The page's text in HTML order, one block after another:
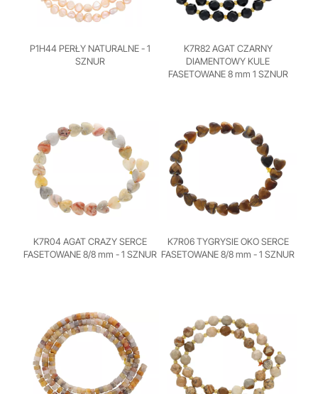
P1H44 PERŁY NATURALNE - 1
SZNUR
K7R82 AGAT CZARNY
DIAMENTOWY KULE
FASETOWANE 8 mm 1 SZNUR
K7R04 AGAT CRAZY SERCE
FASETOWANE 8/8 mm - 1 SZNUR
K7R06 TYGRYSIE OKO SERCE
FASETOWANE 8/8 mm - 1 SZNUR